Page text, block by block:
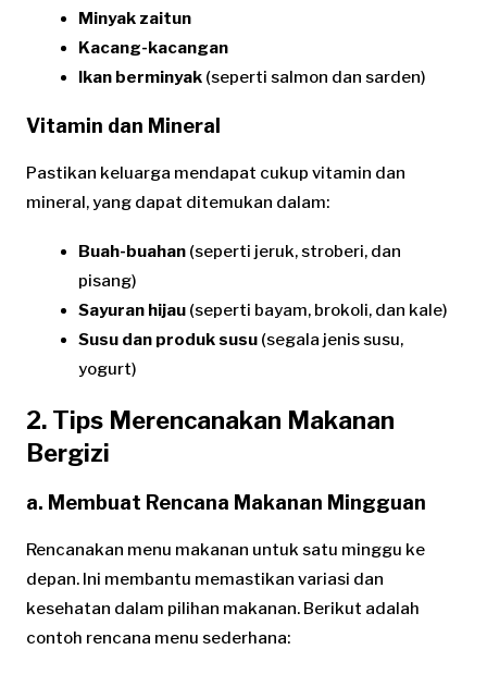
Minyak zaitun
Kacang-kacangan
Ikan berminyak (seperti salmon dan sarden)
Vitamin dan Mineral
Pastikan keluarga mendapat cukup vitamin dan
mineral, yang dapat ditemukan dalam:
Buah-buahan (seperti jeruk, stroberi, dan
pisang)
Sayuran hijau (seperti bayam, brokoli, dan kale)
Susu dan produk susu (segala jenis susu,
yogurt)
2. Tips Merencanakan Makanan
Bergizi
a. Membuat Rencana Makanan Mingguan
Rencanakan menu makanan untuk satu minggu ke
depan. Ini membantu memastikan variasi dan
kesehatan dalam pilihan makanan. Berikut adalah
contoh rencana menu sederhana: